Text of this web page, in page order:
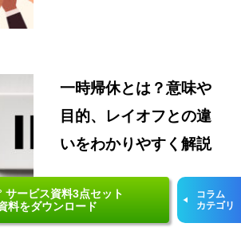
サービス資料3点セット
料をダウンロード
コラム
カテゴリ
一時帰休とは？意味や
目的、レイオフとの違
いをわかりやすく解説